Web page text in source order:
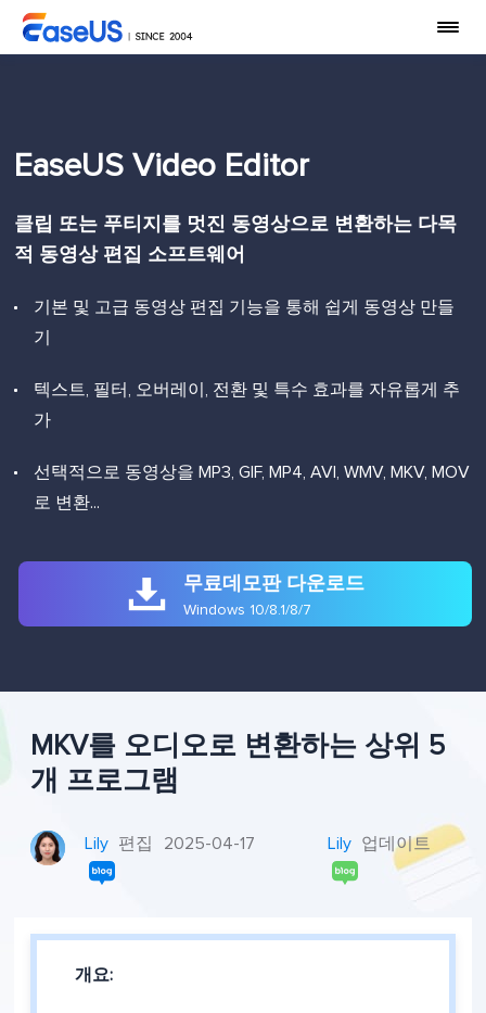
EaseUS Video Editor
클립 또는 푸티지를 멋진 동영상으로 변환하는 다목
적 동영상 편집 소프트웨어
기본 및 고급 동영상 편집 기능을 통해 쉽게 동영상 만들
기
텍스트, 필터, 오버레이, 전환 및 특수 효과를 자유롭게 추
가
선택적으로 동영상을 MP3, GIF, MP4, AVI, WMV, MKV, MOV
로 변환...
 무료데모판 다운로드
Windows 10/8.1/8/7
MKV를 오디오로 변환하는 상위 5
개 프로그램
Lily 편집 2025-04-17 Lily 업데이트
개요: